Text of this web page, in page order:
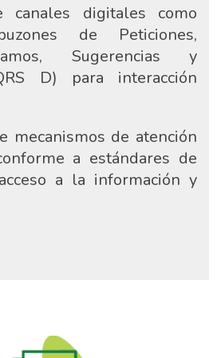
canales digitales como
de Peticiones,
Sugerencias y
D) para interacción
mecanismos de atención
a estándares de
a la información y